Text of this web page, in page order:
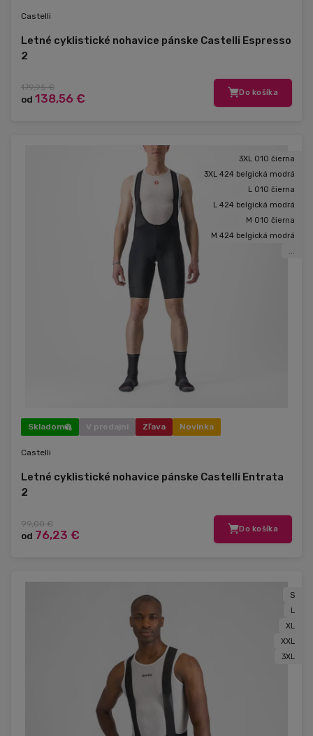
Castelli
Letné cyklistické nohavice pánske Castelli Espresso
2
179,95 €
od 138,56 € Do košíka
3XL 010 čierna
3XL 424 belgická modrá
L 010 čierna
L 424 belgická modrá
M 010 čierna
M 424 belgická modrá
...
Skladom V predajni Zľava Novinka
Castelli
Letné cyklistické nohavice pánske Castelli Entrata
2
99,00 €
od 76,23 € Do košíka
S
L
XL
XXL
3XL